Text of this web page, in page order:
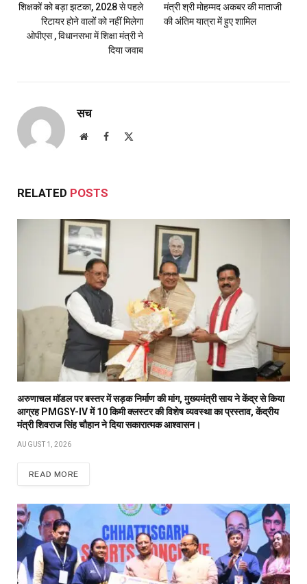
शिक्षकों को बड़ा झटका, 2028 से पहले
रिटायर होने वालों को नहीं मिलेगा
ओपीएस , विधानसभा में शिक्षा मंत्री ने
दिया जवाब
मंत्री श्री मोहम्मद अकबर की माताजी
की अंतिम यात्रा में हुए शामिल
सच
WebsiteFacebook
RELATED POSTS
अरुणाचल मॉडल पर बस्तर में सड़क निर्माण की मांग, मुख्यमंत्री साय ने केंद्र से किया
आग्रह PMGSY-IV में 10 किमी क्लस्टर की विशेष व्यवस्था का प्रस्ताव, केंद्रीय
मंत्री शिवराज सिंह चौहान ने दिया सकारात्मक आश्वासन।
AUGUST 1, 2026
READ MORE